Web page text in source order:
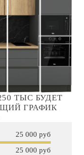
ТЫС БУДЕТ
ГРАФИК
25 000 руб
25 000 руб